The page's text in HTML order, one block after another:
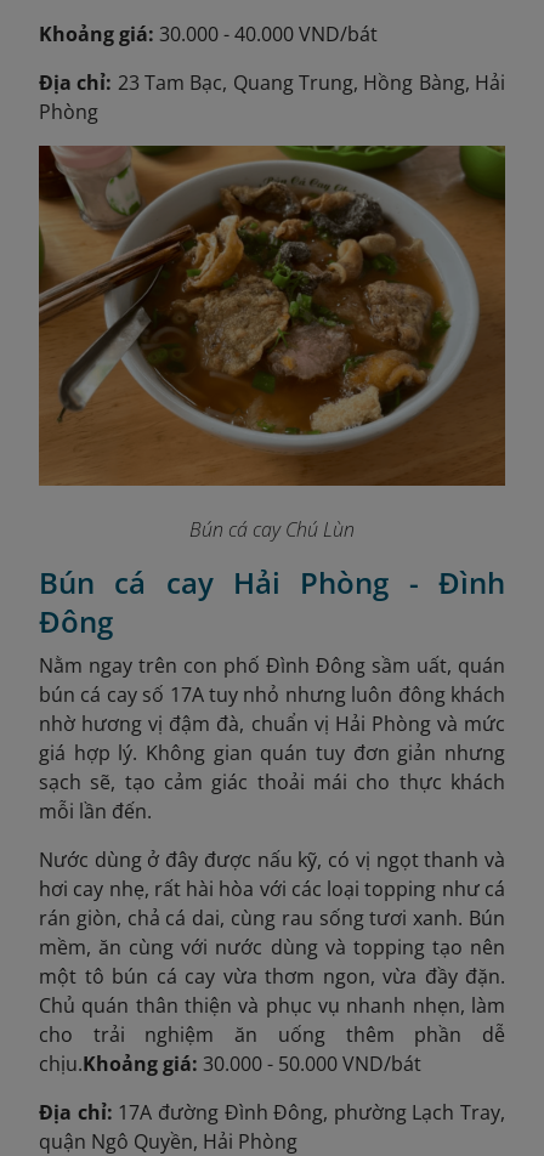
Khoảng giá: 30.000 - 40.000 VND/bát
Địa chỉ: 23 Tam Bạc, Quang Trung, Hồng Bàng, Hải
Phòng
Bún cá cay Chú Lùn
Bún cá cay Hải Phòng - Đình
Đông
Nằm ngay trên con phố Đình Đông sầm uất, quán
bún cá cay số 17A tuy nhỏ nhưng luôn đông khách
nhờ hương vị đậm đà, chuẩn vị Hải Phòng và mức
giá hợp lý. Không gian quán tuy đơn giản nhưng
sạch sẽ, tạo cảm giác thoải mái cho thực khách
mỗi lần đến.
Nước dùng ở đây được nấu kỹ, có vị ngọt thanh và
hơi cay nhẹ, rất hài hòa với các loại topping như cá
rán giòn, chả cá dai, cùng rau sống tươi xanh. Bún
mềm, ăn cùng với nước dùng và topping tạo nên
một tô bún cá cay vừa thơm ngon, vừa đầy đặn.
Chủ quán thân thiện và phục vụ nhanh nhẹn, làm
cho trải nghiệm ăn uống thêm phần dễ
chịu.Khoảng giá: 30.000 - 50.000 VND/bát
Địa chỉ: 17A đường Đình Đông, phường Lạch Tray,
quận Ngô Quyền, Hải Phòng